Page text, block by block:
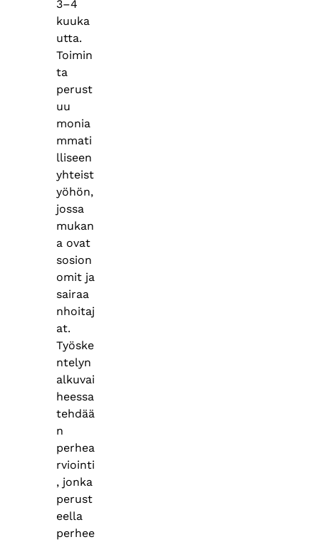
3–4
kuuka
utta.
Toimin
ta
perust
uu
monia
mmati
lliseen
yhteist
yöhön,
jossa
mukan
a ovat
sosion
omit ja
sairaa
nhoitaj
at.
Työske
ntelyn
alkuvai
heessa
tehdää
n
perhea
rviointi
, jonka
perust
eella
perhee